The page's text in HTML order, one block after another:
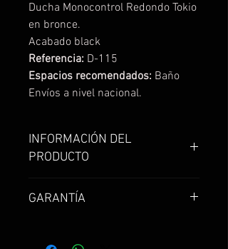
Ducha Monocontrol Redondo Tokio
en bronce.
Acabado black
Referencia: D-115
Espacios recomendados: Baño
Envíos a nivel nacional.
INFORMACIÓN DEL
PRODUCTO
Ducha Monocontrol Redondo
Tokio en bronce.
GARANTÍA